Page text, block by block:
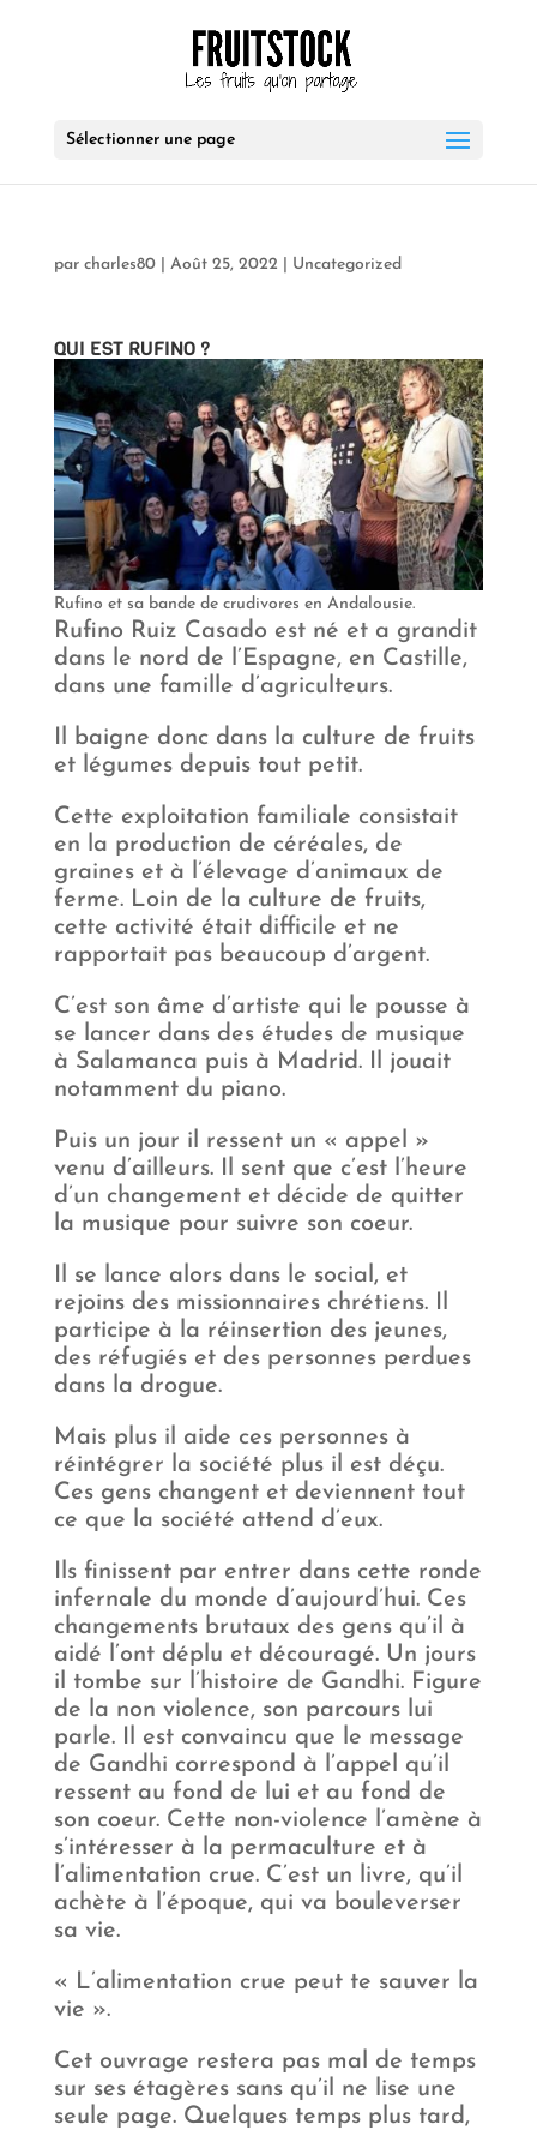
Sélectionner une page
par charles80| Août 25, 2022 Uncategorized
QUI EST RUFINO ?
Rufino et sa bande de crudivores en Andalousie.
Rufino Ruiz Casado est né et a grandit
dans le nord de l’Espagne, en Castille,
dans une famille d’agriculteurs.
Il baigne donc dans la culture de fruits
et légumes depuis tout petit.
Cette exploitation familiale consistait
en la production de céréales, de
graines et à l’élevage d’animaux de
ferme. Loin de la culture de fruits,
cette activité était difficile et ne
rapportait pas beaucoup d’argent.
C’est son âme d’artiste qui le pousse à
se lancer dans des études de musique
à Salamanca puis à Madrid. Il jouait
notamment du piano.
Puis un jour il ressent un « appel »
venu d’ailleurs. Il sent que c’est l’heure
d’un changement et décide de quitter
la musique pour suivre son coeur.
Il se lance alors dans le social, et
rejoins des missionnaires chrétiens. Il
participe à la réinsertion des jeunes,
des réfugiés et des personnes perdues
dans la drogue.
Mais plus il aide ces personnes à
réintégrer la société plus il est déçu.
Ces gens changent et deviennent tout
ce que la société attend d’eux.
Ils finissent par entrer dans cette ronde
infernale du monde d’aujourd’hui. Ces
changements brutaux des gens qu’il à
aidé l’ont déplu et découragé. Un jours
il tombe sur l’histoire de Gandhi. Figure
de la non violence, son parcours lui
parle. Il est convaincu que le message
de Gandhi correspond à l’appel qu’il
ressent au fond de lui et au fond de
son coeur. Cette non-violence l’amène à
s’intéresser à la permaculture et à
l’alimentation crue. C’est un livre, qu’il
achète à l’époque, qui va bouleverser
sa vie.
« L’alimentation crue peut te sauver la
vie ».
Cet ouvrage restera pas mal de temps
sur ses étagères sans qu’il ne lise une
seule page. Quelques temps plus tard,